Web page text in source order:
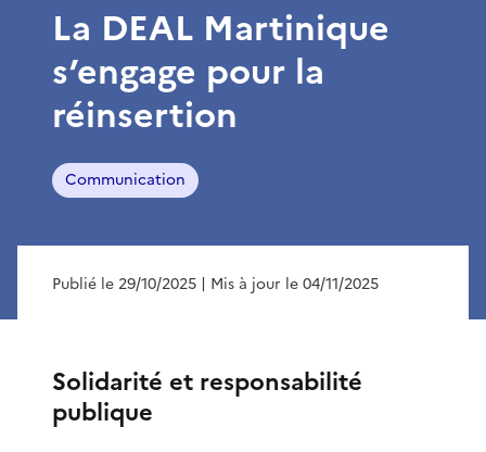
La DEAL Martinique
s’engage pour la
réinsertion
Communication
Publié le 29/10/2025 | Mis à jour le 04/11/2025
Solidarité et responsabilité
publique